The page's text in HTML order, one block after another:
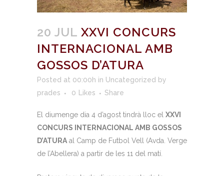
20 JUL XXVI CONCURS
INTERNACIONAL AMB
GOSSOS D’ATURA
Posted at 00:00h in Uncategorized by
prades
0 Likes Share
El diumenge dia 4 d’agost tindrà lloc el XXVI
CONCURS INTERNACIONAL AMB GOSSOS
D’ATURA al Camp de Futbol Vell (Avda. Verge
de l’Abellera) a partir de les 11 del matí.